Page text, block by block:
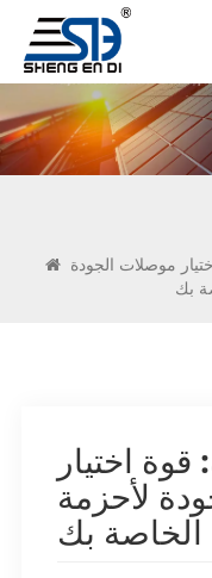
موصلات الجودة
بك
اختيار
لأحزمة
الخاصة بك